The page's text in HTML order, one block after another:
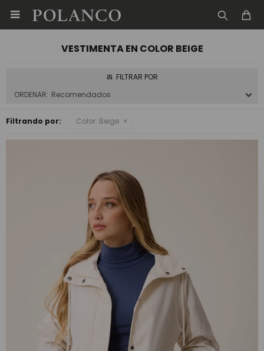

VESTIMENTA EN COLOR BEIGE
Recomendados
Filtrando por: Color: Beige